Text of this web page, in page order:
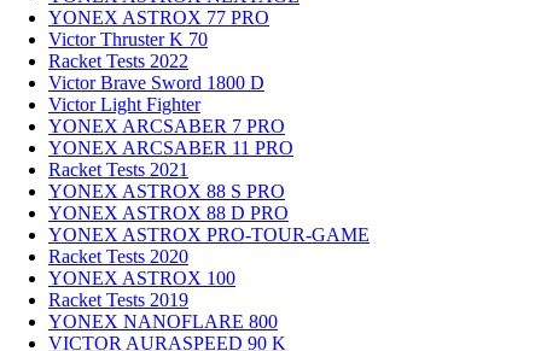
YONEX ASTROX 77 PRO
Victor Thruster K 70
Racket Tests 2022
Victor Brave Sword 1800 D
Victor Light Fighter
YONEX ARCSABER 7 PRO
YONEX ARCSABER 11 PRO
Racket Tests 2021
YONEX ASTROX 88 S PRO
YONEX ASTROX 88 D PRO
YONEX ASTROX PRO-TOUR-GAME
Racket Tests 2020
YONEX ASTROX 100
Racket Tests 2019
YONEX NANOFLARE 800
VICTOR AURASPEED 90 K